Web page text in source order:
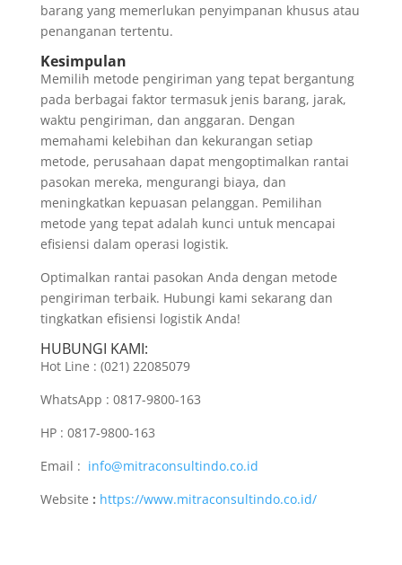
barang yang memerlukan penyimpanan khusus atau
penanganan tertentu.
Kesimpulan
Memilih metode pengiriman yang tepat bergantung
pada berbagai faktor termasuk jenis barang, jarak,
waktu pengiriman, dan anggaran. Dengan
memahami kelebihan dan kekurangan setiap
metode, perusahaan dapat mengoptimalkan rantai
pasokan mereka, mengurangi biaya, dan
meningkatkan kepuasan pelanggan. Pemilihan
metode yang tepat adalah kunci untuk mencapai
efisiensi dalam operasi logistik.
Optimalkan rantai pasokan Anda dengan metode
pengiriman terbaik. Hubungi kami sekarang dan
tingkatkan efisiensi logistik Anda!
HUBUNGI KAMI:
Hot Line : (021) 22085079
WhatsApp : 0817-9800-163
HP : 0817-9800-163
Email : info@mitraconsultindo.co.id
Website : https://www.mitraconsultindo.co.id/